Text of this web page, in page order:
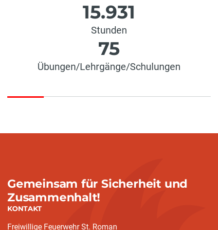
15.931
Stunden
75
Übungen/Lehrgänge/Schulungen
Gemeinsam für Sicherheit und
Zusammenhalt!
KONTAKT
Freiwillige Feuerwehr St. Roman